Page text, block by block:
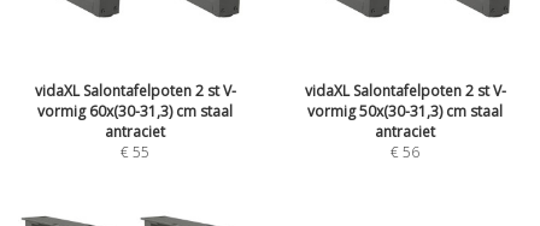
vidaXL Salontafelpoten 2 st V-
vormig 60x(30-31,3) cm staal
antraciet
€55
vidaXL Salontafelpoten 2 st V-
vormig 50x(30-31,3) cm staal
antraciet
€56